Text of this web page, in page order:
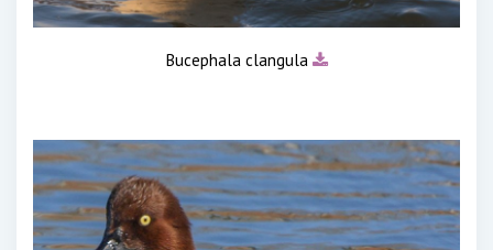
Bucephala clangula